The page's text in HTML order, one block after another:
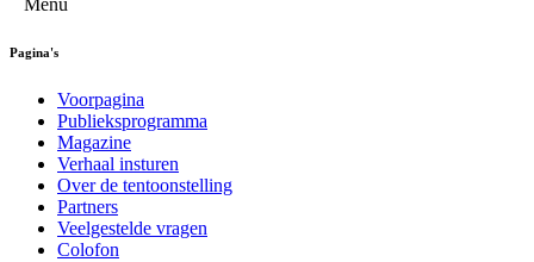
Menu
Pagina's
Voorpagina
Publieksprogramma
Magazine
Verhaal insturen
Over de tentoonstelling
Partners
Veelgestelde vragen
Colofon